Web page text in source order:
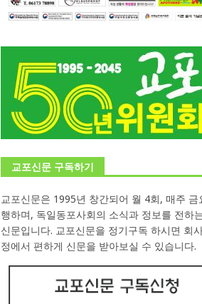
교포신문 구독하기
교포신문은 1995년 창간되어 월 4회, 매주 금
행하며, 독일동포사회의 소식과 정보를 전하
신문입니다. 교포신문을 정기구독 하시면 회
정에서 편하게 신문을 받아보실 수 있습니다.